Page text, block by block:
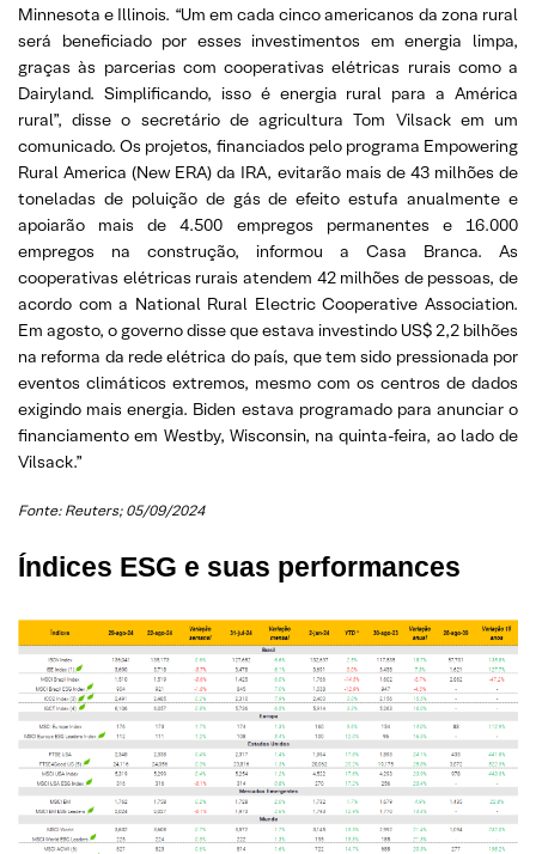
Minnesota e Illinois. “Um em cada cinco americanos da zona rural
será beneficiado por esses investimentos em energia limpa,
graças às parcerias com cooperativas elétricas rurais como a
Dairyland. Simplificando, isso é energia rural para a América
rural”, disse o secretário de agricultura Tom Vilsack em um
comunicado. Os projetos, financiados pelo programa Empowering
Rural America (New ERA) da IRA, evitarão mais de 43 milhões de
toneladas de poluição de gás de efeito estufa anualmente e
apoiarão mais de 4.500 empregos permanentes e 16.000
empregos na construção, informou a Casa Branca. As
cooperativas elétricas rurais atendem 42 milhões de pessoas, de
acordo com a National Rural Electric Cooperative Association.
Em agosto, o governo disse que estava investindo US$ 2,2 bilhões
na reforma da rede elétrica do país, que tem sido pressionada por
eventos climáticos extremos, mesmo com os centros de dados
exigindo mais energia. Biden estava programado para anunciar o
financiamento em Westby, Wisconsin, na quinta-feira, ao lado de
Vilsack.”
Fonte: Reuters; 05/09/2024
Índices ESG e suas performances